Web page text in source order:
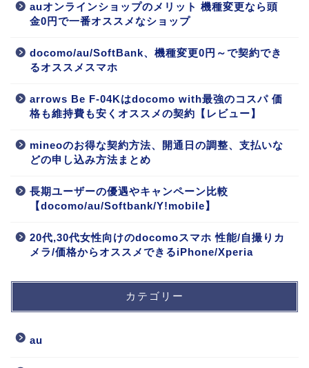
auオンラインショップのメリット 機種変更なら頭
金0円で一番オススメなショップ
docomo/au/SoftBank、機種変更0円～で契約でき
るオススメスマホ
arrows Be F-04Kはdocomo with最強のコスパ 価
格も維持費も安くオススメの契約【レビュー】
mineoのお得な契約方法、開通日の調整、支払いな
どの申し込み方法まとめ
長期ユーザーの優遇やキャンペーン比較
【docomo/au/Softbank/Y!mobile】
20代,30代女性向けのdocomoスマホ 性能/自撮りカ
メラ/価格からオススメできるiPhone/Xperia
カテゴリー
au